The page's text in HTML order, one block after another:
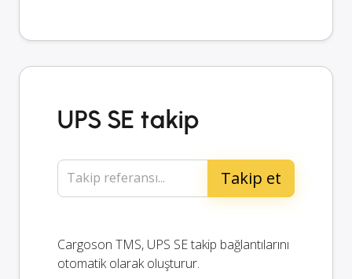
UPS SE takip
Takip referansı...
Cargoson TMS, UPS SE takip bağlantılarını
otomatik olarak oluşturur.